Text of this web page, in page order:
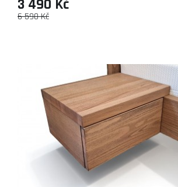
6 590 Kč
3 490 Kč